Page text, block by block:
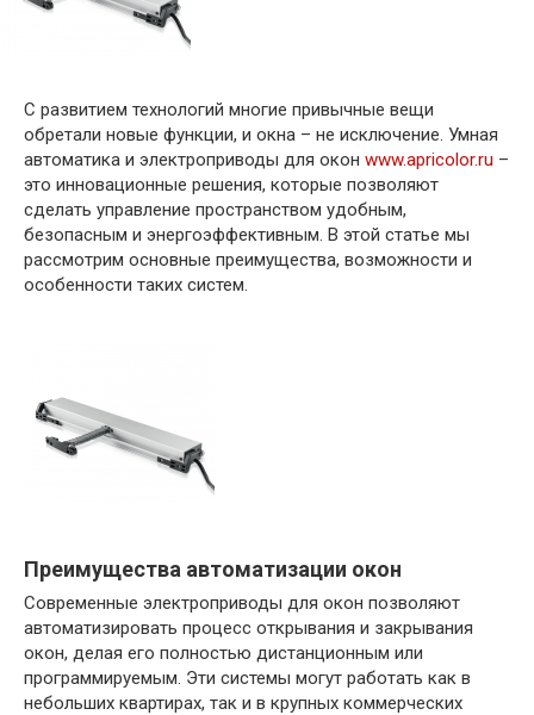
С развитием технологий многие привычные вещи
обретали новые функции, и окна – не исключение. Умная
автоматика и электроприводы для окон www.apricolor.ru –
это инновационные решения, которые позволяют
сделать управление пространством удобным,
безопасным и энергоэффективным. В этой статье мы
рассмотрим основные преимущества, возможности и
особенности таких систем.
Преимущества автоматизации окон
Современные электроприводы для окон позволяют
автоматизировать процесс открывания и закрывания
окон, делая его полностью дистанционным или
программируемым. Эти системы могут работать как в
небольших квартирах, так и в крупных коммерческих